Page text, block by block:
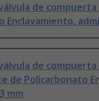
de compuerta
Enclavamiento,
de compuerta
de Policarbonato
mm